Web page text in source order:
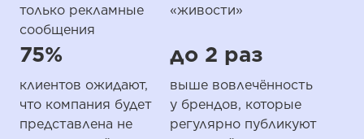
только рекламные
сообщения
«живости»
75%
клиентов ожидают,
что компания будет
представлена не
до 2 раз
выше вовлечённость
у брендов, которые
регулярно публикуют